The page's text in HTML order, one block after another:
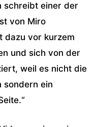
schreibt einer der
von Miro
dazu vor kurzem
und sich von der
weil es nicht die
sondern ein